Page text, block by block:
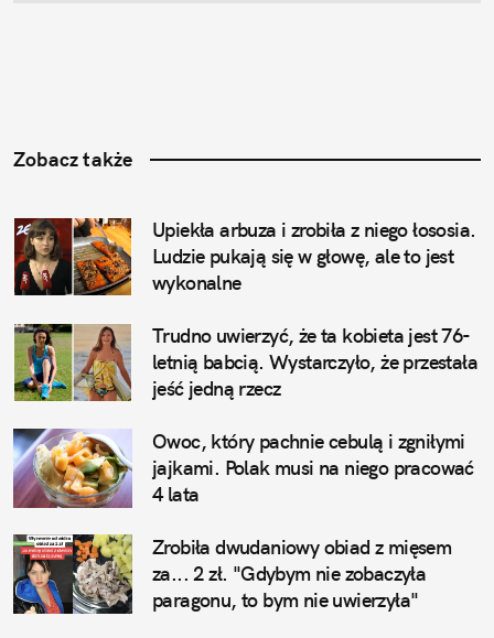
Zobacz także
Upiekła arbuza i zrobiła z niego łososia.
Ludzie pukają się w głowę, ale to jest
wykonalne
Trudno uwierzyć, że ta kobieta jest 76-
letnią babcią. Wystarczyło, że przestała
jeść jedną rzecz
Owoc, który pachnie cebulą i zgniłymi
jajkami. Polak musi na niego pracować
4 lata
Zrobiła dwudaniowy obiad z mięsem
za... 2 zł. "Gdybym nie zobaczyła
paragonu, to bym nie uwierzyła"